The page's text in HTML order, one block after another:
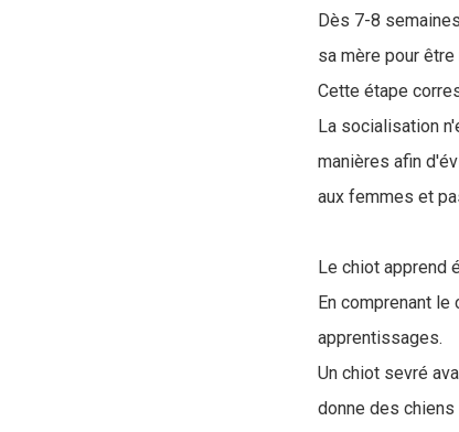
Dès 7-8
sa mère pour être
Cette étape
La socialisation
manières afin
aux femmes et
Le chiot apprend
En comprenant
apprentissages.
Un chiot sevré
donne des